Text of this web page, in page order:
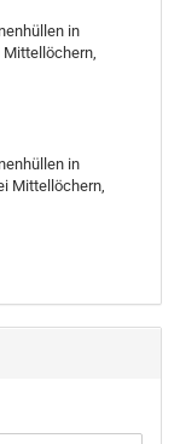
in
in
Mittellöchern,